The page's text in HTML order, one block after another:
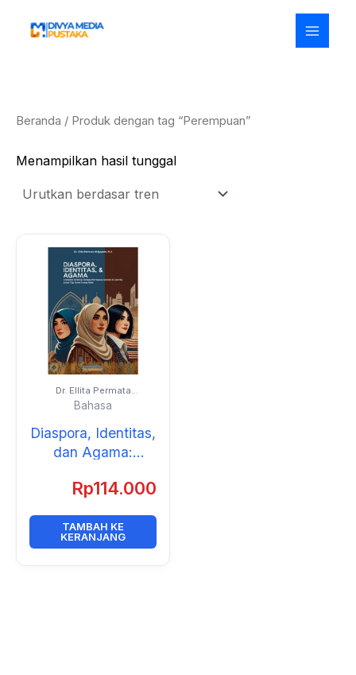
Beranda / Produk dengan tag “Perempuan”
Menampilkan hasil tunggal
Dr. Ellita Permata
Widjayanti, M.A.
Bahasa
Diaspora, Identitas,
dan Agama:
Remaja Perempuan
dalam Tiga Novel
Young Adult
Rp114.000
TAMBAH KE
KERANJANG